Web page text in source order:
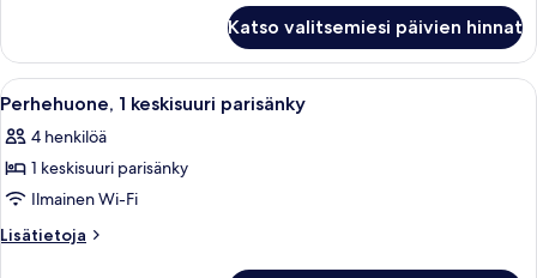
kuvat
keskisuuri
parisänky,
esteetön
Katso valitsemiesi päivien hinnat
Avaa
kaikki
huonetyypin
Perhehuone,
1
keskisuuri
Hotellihuone, jossa on suuri sänky,
9
Perhehuone, 1 keskisuuri parisänky
4 henkilöä
1 keskisuuri parisänky
Ilmainen Wi-Fi
Lisätietoja
Lisätietoja